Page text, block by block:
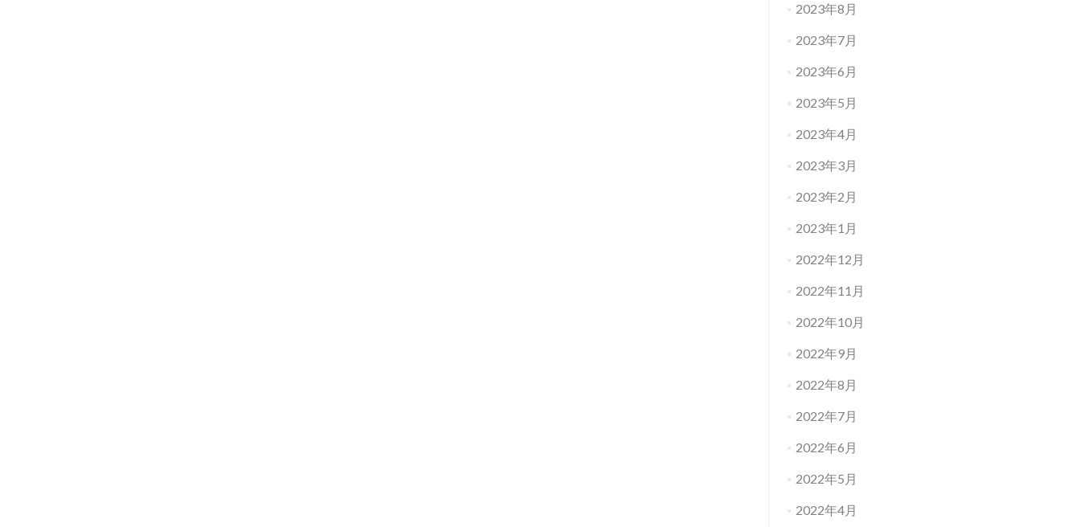
2023年8月
2023年7月
2023年6月
2023年5月
2023年4月
2023年3月
2023年2月
2023年1月
2022年12月
2022年11月
2022年10月
2022年9月
2022年8月
2022年7月
2022年6月
2022年5月
2022年4月